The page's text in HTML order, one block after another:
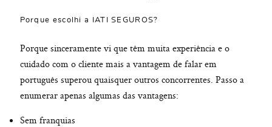
Porque escolhi a IATI SEGUROS?
Porque sinceramente vi que têm muita experiência e o
cuidado com o cliente mais a vantagem de falar em
português superou quaisquer outros concorrentes. Passo a
enumerar apenas algumas das vantagens:
Sem franquias